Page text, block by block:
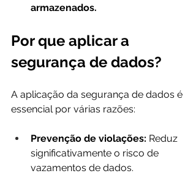
armazenados.
Por que aplicar a
segurança de dados?
A aplicação da segurança de dados é
essencial por várias razões:
Prevenção de violações: Reduz
significativamente o risco de
vazamentos de dados.